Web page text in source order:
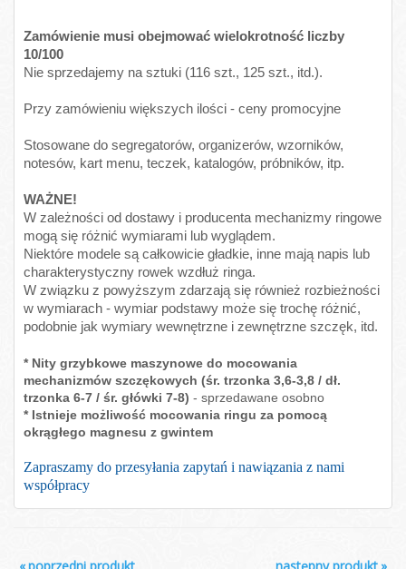
Zamówienie musi obejmować wielokrotność liczby
10/100
Nie sprzedajemy na sztuki (116 szt., 125 szt., itd.).
Przy zamówieniu większych ilości - ceny promocyjne
Stosowane do segregatorów, organizerów, wzorników,
notesów, kart menu, teczek, katalogów, próbników, itp.
WAŻNE!
W zależności od dostawy i producenta mechanizmy ringowe
mogą się różnić wymiarami lub wyglądem.
Niektóre modele są całkowicie gładkie, inne mają napis lub
charakterystyczny rowek wzdłuż ringa.
W związku z powyższym zdarzają się również rozbieżności
w wymiarach - wymiar podstawy może się trochę różnić,
podobnie jak wymiary wewnętrzne i zewnętrzne szczęk, itd.
* Nity grzybkowe maszynowe do mocowania
mechanizmów szczękowych (śr. trzonka 3,6-3,8 / dł.
trzonka 6-7 / śr. główki 7-8) - sprzedawane osobno
* Istnieje możliwość mocowania ringu za pomocą
okrągłego magnesu z gwintem
Zapraszamy do przesyłania zapytań i nawiązania z nami
współpracy